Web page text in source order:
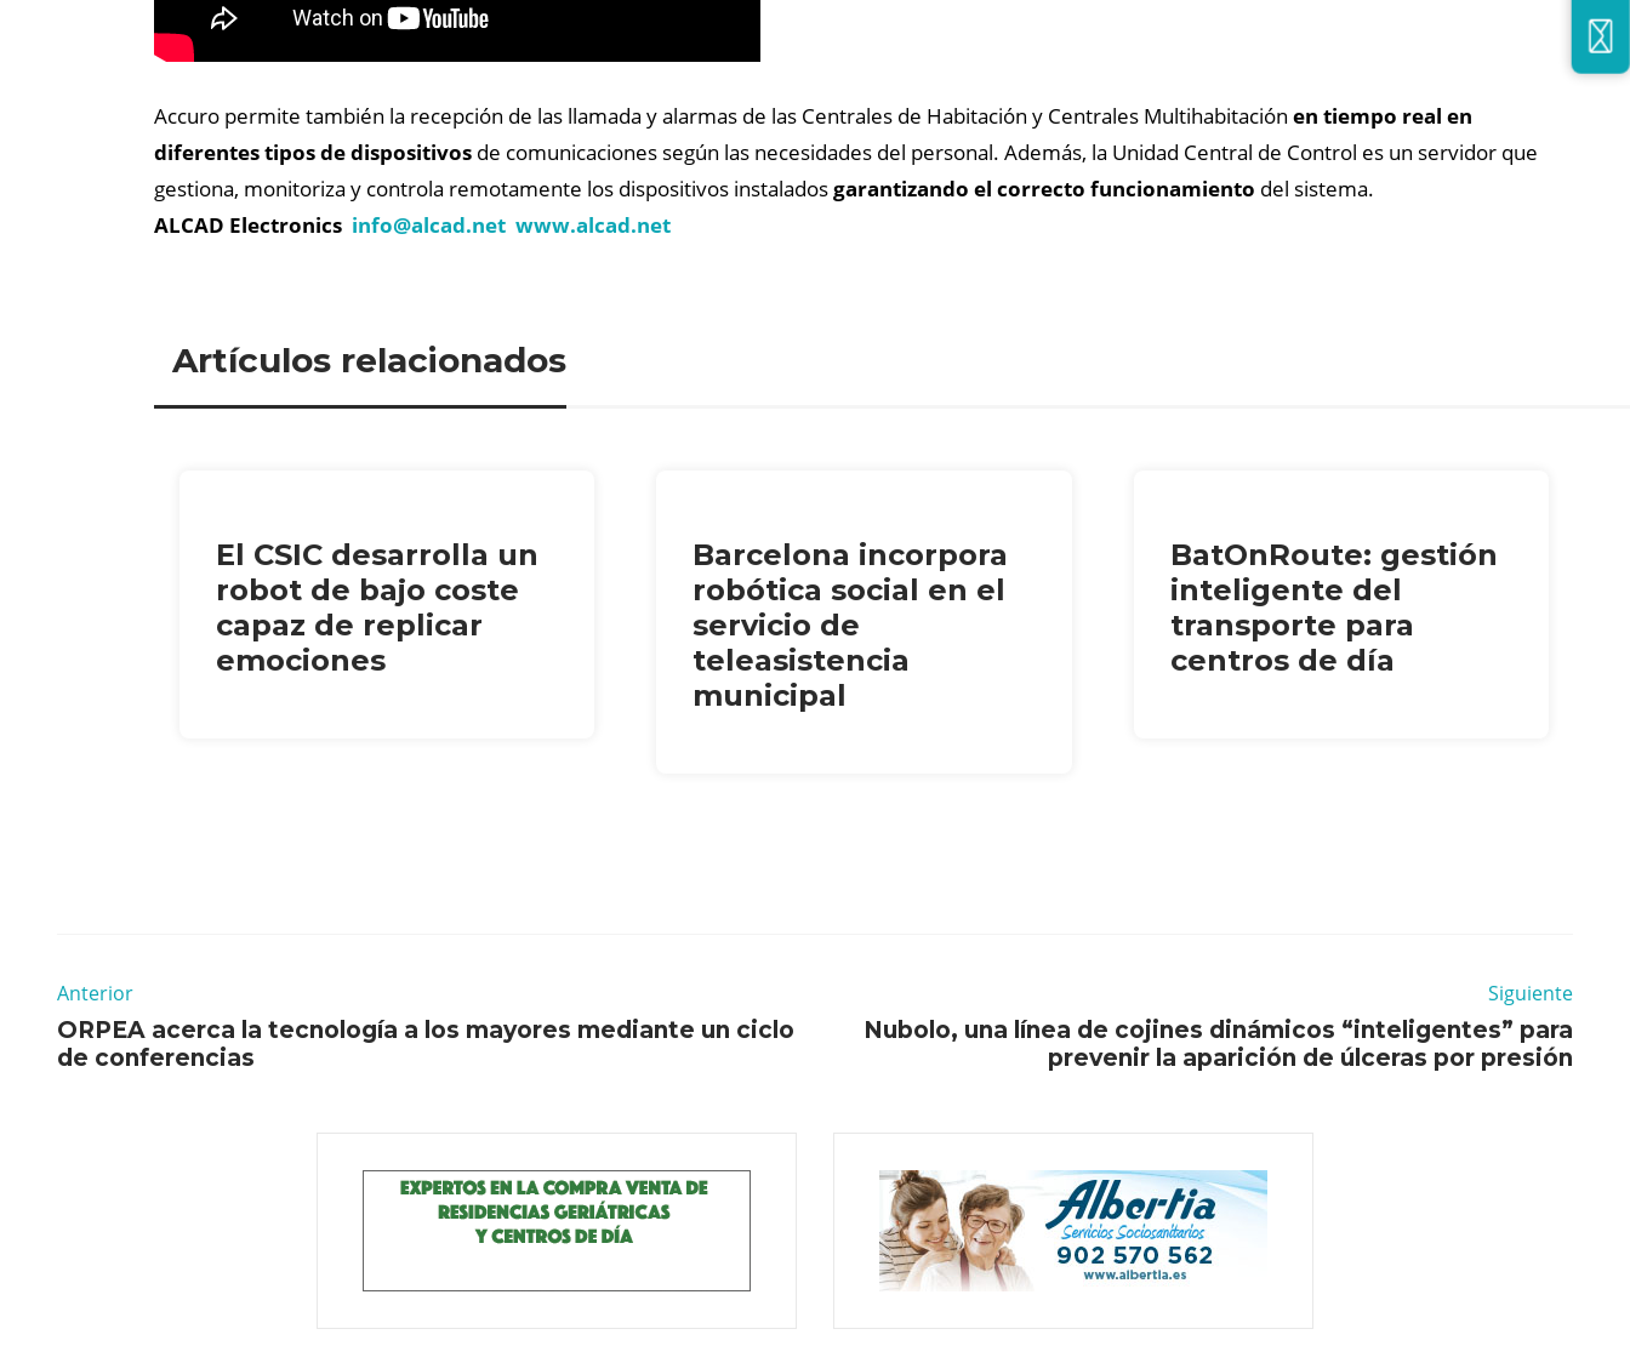
Accuro permite también la recepción de las llamada y alarmas de las Centrales de Habitación y Centrales Multihabitación en tiempo real en
diferentes tipos de dispositivos de comunicaciones según las necesidades del personal. Además, la Unidad Central de Control es un servidor que
gestiona, monitoriza y controla remotamente los dispositivos instaladosgarantizando el correcto funcionamiento del sistema.
ALCAD Electronics info@alcad.net www.alcad.net
Artículos relacionados
El CSIC desarrolla un
robot de bajo coste
capaz de replicar
emociones
Barcelona incorpora
robótica social en el
servicio de
teleasistencia
municipal
BatOnRoute: gestión
inteligente del
transporte para
centros de día
Anterior
ORPEA acerca la tecnología a los mayores mediante un ciclo
de conferencias
Siguiente
Nubolo, una línea de cojines dinámicos “inteligentes” para
prevenir la aparición de úlceras por presión